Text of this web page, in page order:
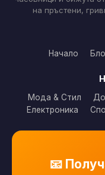
на пръстени,
Начало
Мода & Стил
Електроника
📧